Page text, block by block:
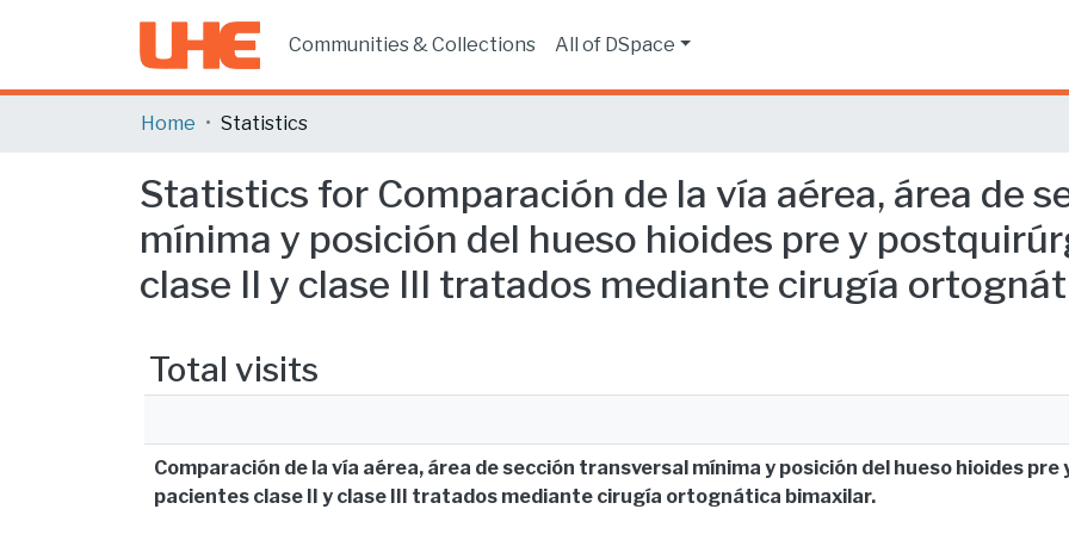
Communities & Collections All of DSpace
Home Statistics
Statistics for Comparación de la vía aérea, área de
mínima y posición del hueso hioides pre y
clase II y clase III tratados mediante cirugía
Total visits
Comparación de la vía aérea, área de sección transversal mínima y posición del hueso hioides
pacientes clase II y clase III tratados mediante cirugía ortognática bimaxilar.